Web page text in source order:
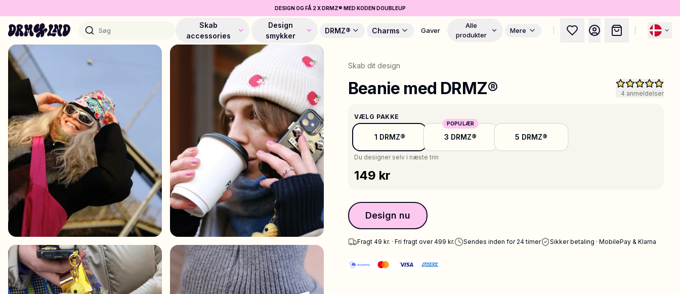
DESIGN OG FÅ 2 X DRMZ® MED KODEN DOUBLEUP
Søg
Skab
accessories
Design
smykker
DRMZ® Charms Gaver
Alle
produkter
Mere
Design Accessories
Mobilcovers, tasker, laptops & mere
Shop DRMZ®
Vælg og bland – hundredvis af unikke stick-ons
Design Smykker
Halskæder, armbånd, bag chains & mere
Shop Charms
Masser af vedhæng. Find dine favoritter.
Skab dit design
Beanie med DRMZ® 4 anmeldelser
VÆLG PAKKE
1 DRMZ®
POPULÆR
3 DRMZ® 5 DRMZ®
Du designer selv i næste trin
149 kr
Design nu
Fragt 49 kr. · Fri fragt over 499 kr. Sendes inden for 24 timer Sikker betaling · MobilePay & Klarna